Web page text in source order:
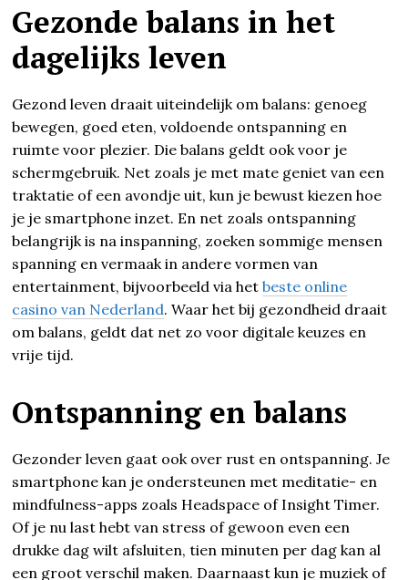
Gezonde balans in het
dagelijks leven
Gezond leven draait uiteindelijk om balans: genoeg
bewegen, goed eten, voldoende ontspanning en
ruimte voor plezier. Die balans geldt ook voor je
schermgebruik. Net zoals je met mate geniet van een
traktatie of een avondje uit, kun je bewust kiezen hoe
je je smartphone inzet. En net zoals ontspanning
belangrijk is na inspanning, zoeken sommige mensen
spanning en vermaak in andere vormen van
entertainment, bijvoorbeeld via hetbeste online
casino van Nederland. Waar het bij gezondheid draait
om balans, geldt dat net zo voor digitale keuzes en
vrije tijd.
Ontspanning en balans
Gezonder leven gaat ook over rust en ontspanning. Je
smartphone kan je ondersteunen met meditatie- en
mindfulness-apps zoals Headspace of Insight Timer.
Of je nu last hebt van stress of gewoon even een
drukke dag wilt afsluiten, tien minuten per dag kan al
een groot verschil maken. Daarnaast kun je muziek of